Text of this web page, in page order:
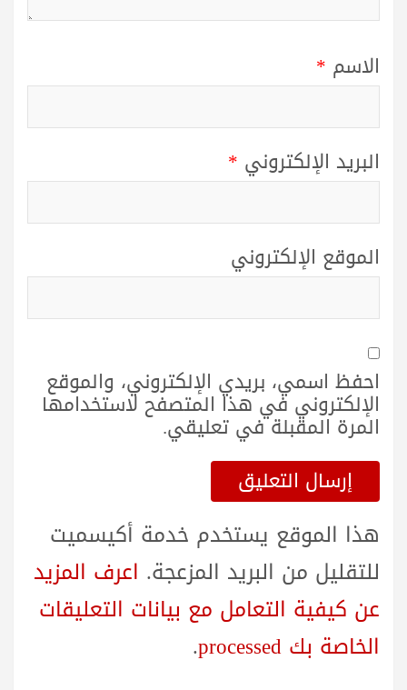
الاسم *
البريد الإلكتروني *
الموقع الإلكتروني
احفظ اسمي، بريدي الإلكتروني، والموقع
الإلكتروني في هذا المتصفح لاستخدامها
المرة المقبلة في تعليقي.
هذا الموقع يستخدم خدمة أكيسميت
للتقليل من البريد المزعجة. اعرف المزيد
عن كيفية التعامل مع بيانات التعليقات
الخاصة بك processed
.